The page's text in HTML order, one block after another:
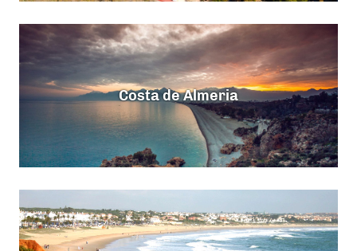
Costa de Almeria